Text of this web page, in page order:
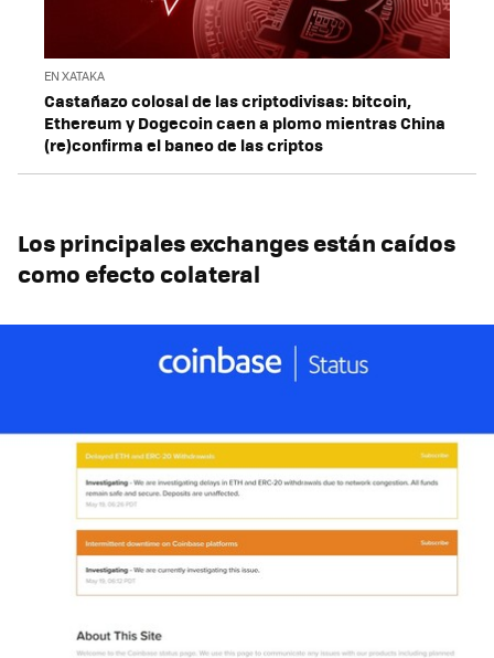
EN XATAKA
Castañazo colosal de las criptodivisas: bitcoin,
Ethereum y Dogecoin caen a plomo mientras China
(re)confirma el baneo de las criptos
Los principales exchanges están caídos
como efecto colateral